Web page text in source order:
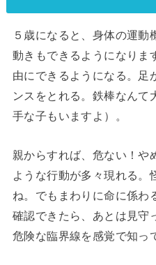
５歳になると、身体の運動
動きもできるようになりま
由にできるようになる。足
ンスをとれる。鉄棒なんて
手な子もいますよ）。
親からすれば、危ない！や
ような行動が多々現れる。
ね。でもまわりに命に係わ
確認できたら、あとは見守
危険な臨界線を感覚で知っ